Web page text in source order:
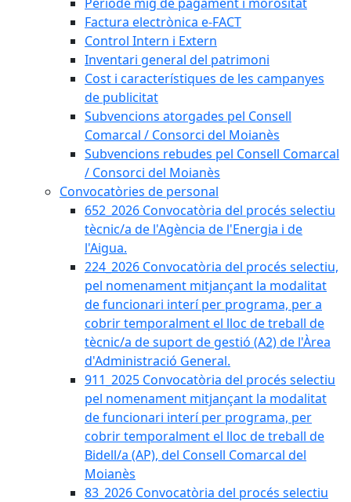
Factura electrònica e-FACT
Control Intern i Extern
Inventari general del patrimoni
Cost i característiques de les campanyes
de publicitat
Subvencions atorgades pel Consell
Comarcal / Consorci del Moianès
Subvencions rebudes pel Consell Comarcal
/ Consorci del Moianès
Convocatòries de personal
652_2026 Convocatòria del procés selectiu
tècnic/a de l'Agència de l'Energia i de
l'Aigua.
224_2026 Convocatòria del procés selectiu,
pel nomenament mitjançant la modalitat
de funcionari interí per programa, per a
cobrir temporalment el lloc de treball de
tècnic/a de suport de gestió (A2) de l'Àrea
d'Administració General.
911_2025 Convocatòria del procés selectiu
pel nomenament mitjançant la modalitat
de funcionari interí per programa, per
cobrir temporalment el lloc de treball de
Bidell/a (AP), del Consell Comarcal del
Moianès
83_2026 Convocatòria del procés selectiu